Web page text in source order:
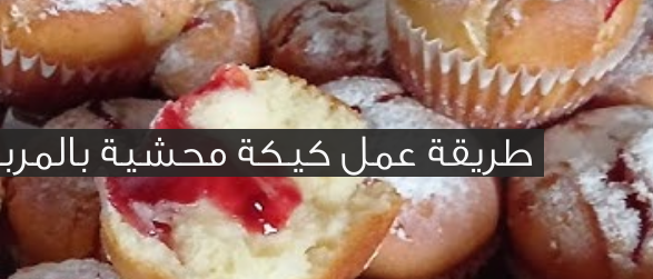
طريقة عمل كيكة محشية